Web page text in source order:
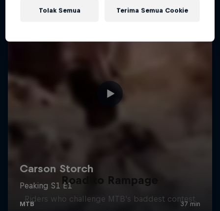
Road to Rampage
Riders who challenge MTB's baddest contest
Tolak Semua Terima Semua Cookie